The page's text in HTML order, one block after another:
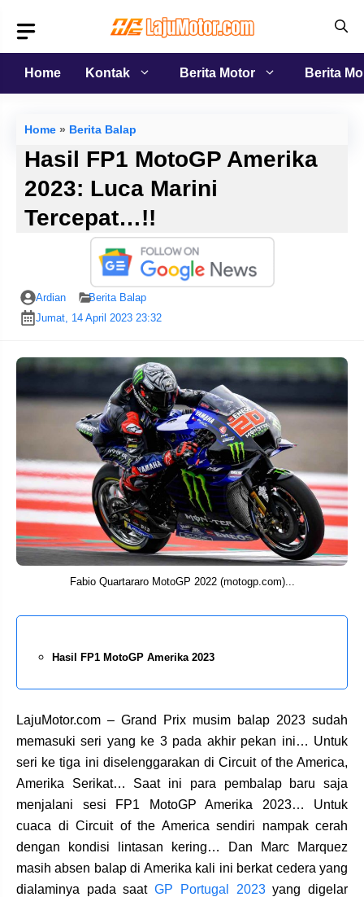
isi
Home
Kontak Berita Motor Berita
Home » Berita Balap
Hasil FP1 MotoGP Amerika
2023: Luca Marini
Tercepat…!!
Ardian
Berita Balap
Jumat, 14 April 2023 23:32
Fabio Quartararo MotoGP 2022 (motogp.com)...
Hasil FP1 MotoGP Amerika 2023
LajuMotor.com – Grand Prix musim balap 2023 sudah
memasuki seri yang ke 3 pada akhir pekan ini… Untuk
seri ke tiga ini diselenggarakan di Circuit of the America,
Amerika Serikat… Saat ini para pembalap baru saja
menjalani sesi FP1 MotoGP Amerika 2023… Untuk
cuaca di Circuit of the America sendiri nampak cerah
dengan kondisi lintasan kering… Dan Marc Marquez
masih absen balap di Amerika kali ini berkat cedera yang
dialaminya pada saatGP Portugal 2023yang digelar